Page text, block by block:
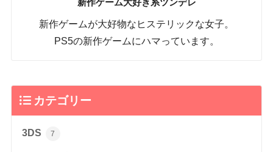
新作ゲームが大好物なヒステリックな女子。
PS5の新作ゲームにハマっています。
カテゴリー
3DS 7